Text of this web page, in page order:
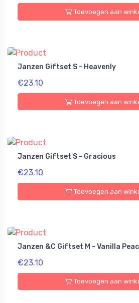
Toevoegen aan
Janzen Giftset S - Heavenly
€23.10
Toevoegen aan
Janzen Giftset S - Gracious
€23.10
Toevoegen aan
Janzen &C Giftset M - Vanilla
€23.10
Toevoegen aan